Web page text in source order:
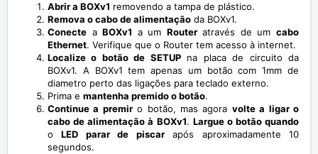
Abrir a BOXv1 removendo a tampa de plástico.
Remova o cabo de alimentação da BOXv1.
Conecte aBOXv1 a um Routeratravés de umcabo
Ethernet. Verifique que o Router tem acesso à internet.
Localize o botão de SETUPna placa de circuito da
BOXv1. A BOXv1 tem apenas um botão com 1mm de
diametro perto das ligações para teclado externo.
Prima e mantenha premido o botão.
Continue a premiro botão, mas agora volte a ligar o
cabo de alimentação à BOXv1. Largue o botãoquando
oLED parar de piscarapós aproximadamente 10
segundos.